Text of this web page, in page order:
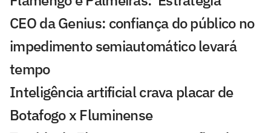
CEO da Genius: confiança do público no
impedimento semiautomático levará
tempo
Inteligência artificial crava placar de
Botafogo x Fluminense